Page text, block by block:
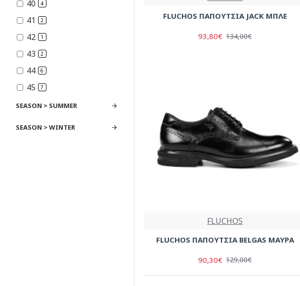
SEASON > SUMMER
SEASON > WINTER
40 4
41 2
42 1
43 2
44 6
45 7
46 1
FLUCHOS ΠΑΠΟΥΤΣΙΑ JACK ΜΠΛΕ
93,80€ 134,00€
FLUCHOS
FLUCHOS ΠΑΠΟΥΤΣΙΑ BELGAS ΜΑΥΡΑ
90,30€ 129,00€